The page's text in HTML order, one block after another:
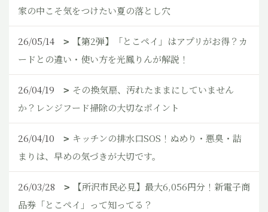
家の中こそ気をつけたい夏の落とし穴
26/05/14
【第2弾】「とこペイ」はアプリがお得？カ
ードとの違い・使い方を光鳳りんが解説！
26/04/19
その換気扇、汚れたままにしていません
か？レンジフード掃除の大切なポイント
26/04/10
キッチンの排水口SOS！ぬめり・悪臭・詰
まりは、早めの気づきが大切です。
26/03/28
【所沢市民必見】最大6,056円分！新電子商
品券「とこペイ」って知ってる？